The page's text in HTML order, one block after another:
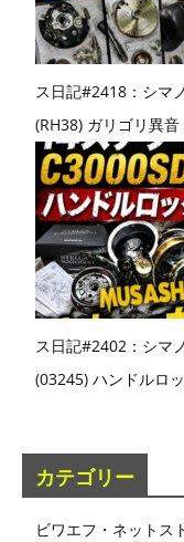
ス日記#2418：シマ
(RH38) ガリゴリ異
ス日記#2402：シマ
(03245) ハンドルロ
カテゴリー
ビワエフ・ネットス